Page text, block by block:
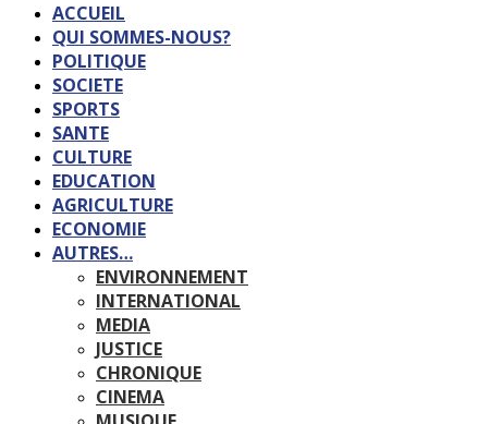
ACCUEIL
QUI SOMMES-NOUS?
POLITIQUE
SOCIETE
SPORTS
SANTE
CULTURE
EDUCATION
AGRICULTURE
ECONOMIE
AUTRES…
ENVIRONNEMENT
INTERNATIONAL
MEDIA
JUSTICE
CHRONIQUE
CINEMA